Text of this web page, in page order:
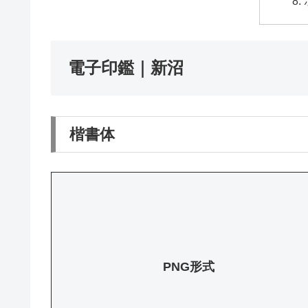
電子印鑑｜新沼
楷書体
PNG形式